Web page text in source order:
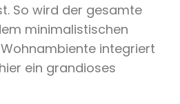
So wird der gesamte
minimalistischen
integriert
ein grandioses